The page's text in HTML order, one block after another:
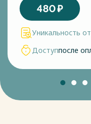
480₽
Уникальность от
Доступпосле